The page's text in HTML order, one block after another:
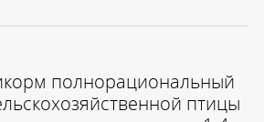
полнорациональный
птицы